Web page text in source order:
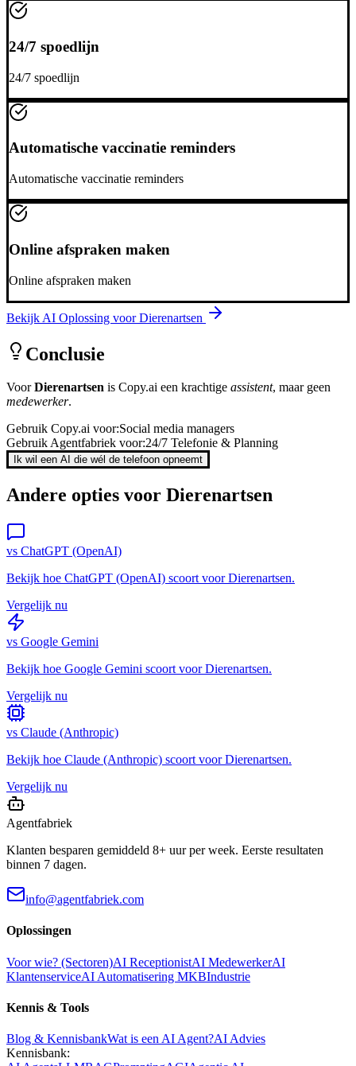
24/7 spoedlijn
24/7 spoedlijn
Automatische vaccinatie reminders
Automatische vaccinatie reminders
Online afspraken maken
Online afspraken maken
Bekijk AI Oplossing voorDierenartsen
Conclusie
VoorDierenartsen is Copy.ai een krachtige assistent, maar geen
medewerker.
Gebruik Copy.ai voor:Social media managers
Gebruik Agentfabriek voor:24/7 Telefonie & Planning
Ik wil een AI die wél de telefoon opneemt
Andere opties voor Dierenartsen
vs ChatGPT (OpenAI)
Bekijk hoe ChatGPT (OpenAI) scoort voorDierenartsen.
Vergelijk nu
vs Google Gemini
Bekijk hoe Google Gemini scoort voorDierenartsen.
Vergelijk nu
vs Claude (Anthropic)
Bekijk hoe Claude (Anthropic) scoort voorDierenartsen.
Vergelijk nu
Agentfabriek
Klanten besparen gemiddeld 8+ uur per week. Eerste resultaten
binnen 7 dagen.
info@agentfabriek.com
Oplossingen
Voor wie? (Sectoren)AI ReceptionistAI MedewerkerAI
KlantenserviceAI Automatisering MKBIndustrie
Kennis & Tools
Blog & KennisbankWat is een AI Agent?AI Advies
Kennisbank: